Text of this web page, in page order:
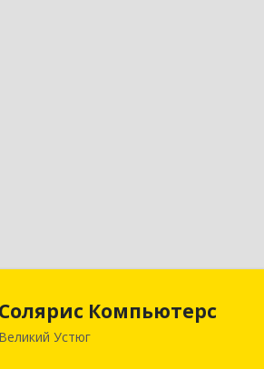
Солярис Компьютерс
Великий Устюг
162390, Вологодская обл, Великий